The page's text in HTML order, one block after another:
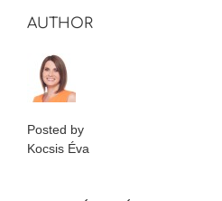
AUTHOR
Posted by
Kocsis Éva